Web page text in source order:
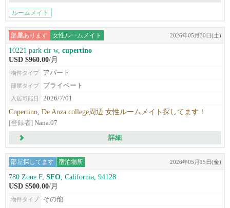
ルームメイト
部屋あります 女性ルームメイト 2026年05月30日(土)
10221 park cir w, cupertino
USD $960.00/月
物件タイプ アパート
部屋タイプ プライベート
入居可能日 2026/7/01
Cupertino, De Anza college周辺 女性ルームメイト探してます！
[登録者] Nana.07
詳細
部屋探してます 宿泊場所 2026年05月15日(金)
780 Zone F, SFO , California, 94128
USD $500.00/月
物件タイプ その他